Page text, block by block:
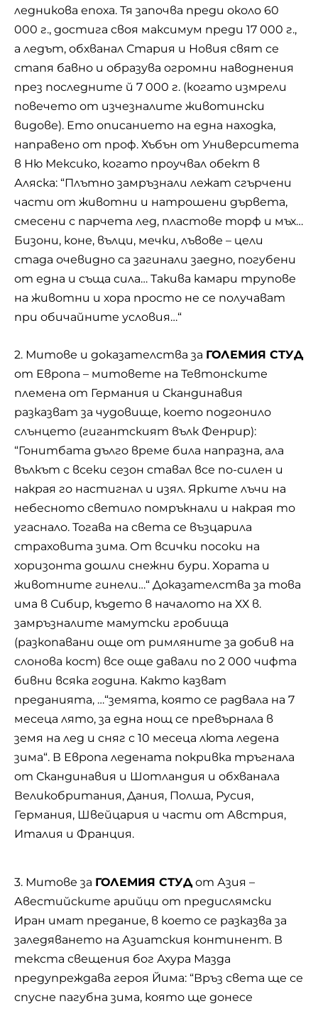
ледникова епоха. Тя започва преди около 60
000 г., достига своя максимум преди 17 000 г.,
а ледът, обхванал Стария и Новия свят се
стапя бавно и образува огромни наводнения
през последните й 7 000 г. (когато измрели
повечето от изчезналите животински
видове). Ето описанието на една находка,
направено от проф. Хъбън от Университета
в Ню Мексико, когато проучвал обект в
Аляска: “Плътно замръзнали лежат сгърчени
части от животни и натрошени дървета,
смесени с парчета лед, пластове торф и мъх…
Бизони, коне, вълци, мечки, лъвове – цели
стада очевидно са загинали заедно, погубени
от една и съща сила… Такива камари трупове
на животни и хора просто не се получават
при обичайните условия…“
2. Митове и доказателства за ГОЛЕМИЯ СТУД
от Европа – митовете на Тевтонските
племена от Германия и Скандинавия
разказват за чудовище, което подгонило
слънцето (гигантският вълк Фенрир):
“Гонитбата дълго време била напразна, ала
вълкът с всеки сезон ставал все по-силен и
накрая го настигнал и изял. Ярките лъчи на
небесното светило помръкнали и накрая то
угаснало. Тогава на света се възцарила
страховита зима. От всички посоки на
хоризонта дошли снежни бури. Хората и
животните гинели…“ Доказателства за това
има в Сибир, където в началото на ХХ в.
замръзналите мамутски гробища
(разкопавани още от римляните за добив на
слонова кост) все още давали по 2 000 чифта
бивни всяка година. Както казват
преданията, …“земята, която се радвала на 7
месеца лято, за една нощ се превърнала в
земя на лед и сняг с 10 месеца люта ледена
зима“. В Европа ледената покривка тръгнала
от Скандинавия и Шотландия и обхванала
Великобритания, Дания, Полша, Русия,
Германия, Швейцария и части от Австрия,
Италия и Франция.
3. Митове за ГОЛЕМИЯ СТУДот Азия –
Авестийските арийци от предислямски
Иран имат предание, в което се разказва за
заледяването на Азиатския континент. В
текста свещения бог Ахура Мазда
предупреждава героя Йима: “Връз света ще се
спусне пагубна зима, която ще донесе